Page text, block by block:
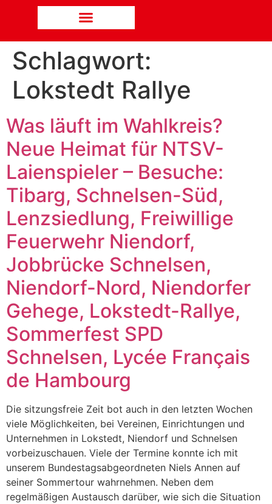
Schlagwort:
Lokstedt Rallye
Was läuft im Wahlkreis?
Neue Heimat für NTSV-
Laienspieler – Besuche:
Tibarg, Schnelsen-Süd,
Lenzsiedlung, Freiwillige
Feuerwehr Niendorf,
Jobbrücke Schnelsen,
Niendorf-Nord, Niendorfer
Gehege, Lokstedt-Rallye,
Sommerfest SPD
Schnelsen, Lycée Français
de Hambourg
Die sitzungsfreie Zeit bot auch in den letzten Wochen
viele Möglichkeiten, bei Vereinen, Einrichtungen und
Unternehmen in Lokstedt, Niendorf und Schnelsen
vorbeizuschauen. Viele der Termine konnte ich mit
unserem Bundestagsabgeordneten Niels Annen auf
seiner Sommertour wahrnehmen. Neben dem
regelmäßigen Austausch darüber, wie sich die Situation